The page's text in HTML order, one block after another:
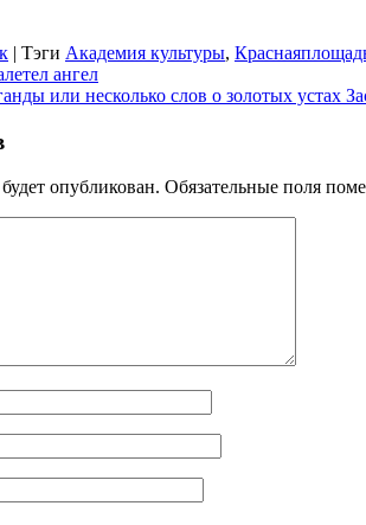
| Тэги Академия культуры,
ангел
или несколько слов о золотых устах
опубликован. Обязательные поля